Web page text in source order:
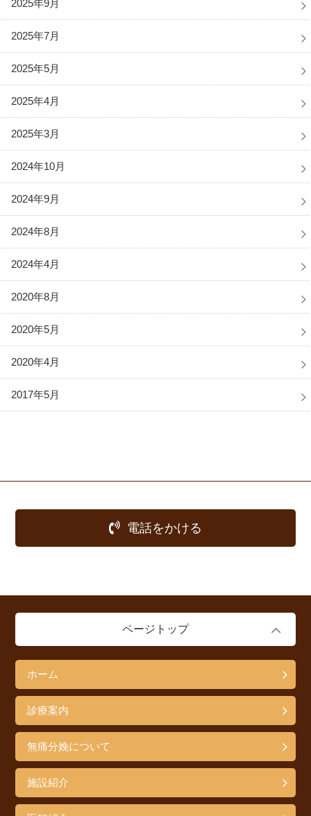
2025年9月
2025年7月
2025年5月
2025年4月
2025年3月
2024年10月
2024年9月
2024年8月
2024年4月
2020年8月
2020年5月
2020年4月
2017年5月
電話をかける
ページトップ
ホーム
診療案内
無痛分娩について
施設紹介